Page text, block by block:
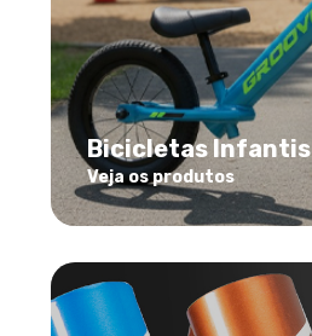
Bicicletas Infantis
Veja os produtos